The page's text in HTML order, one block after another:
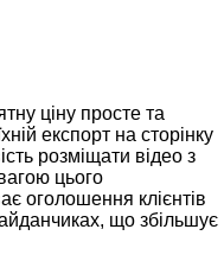
ціну просте та
експорт на сторінку
розміщати відео з
цього
оголошення клієнтів
що збільшує